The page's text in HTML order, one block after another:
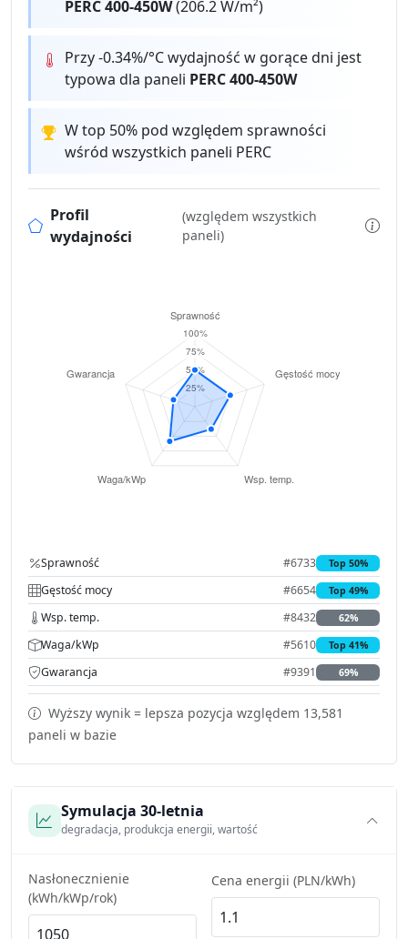
PERC 400-450W(206.2 W/m²)
Przy -0.34%/°C wydajność w gorące dni jest
typowa dla paneli PERC 400-450W
W top 50% pod względem sprawności
wśród wszystkich paneli PERC
Profil
wydajności
(względem wszystkich
paneli)
Sprawność #6733 Top 50%
Gęstość mocy #6654 Top 49%
Wsp. temp. #8432 62%
Waga/kWp #5610 Top 41%
Gwarancja #9391 69%
Wyższy wynik = lepsza pozycja względem 13,581
paneli w bazie
Symulacja 30-letnia
degradacja, produkcja energii, wartość
Nasłonecznienie
(kWh/kWp/rok)
Cena energii (PLN/kWh)